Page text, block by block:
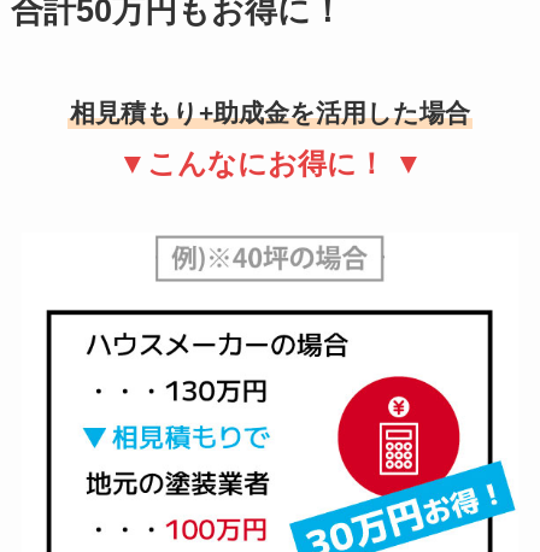
合計50万円もお得に！
相見積もり+助成金を活用した場合
▼こんなにお得に！ ▼